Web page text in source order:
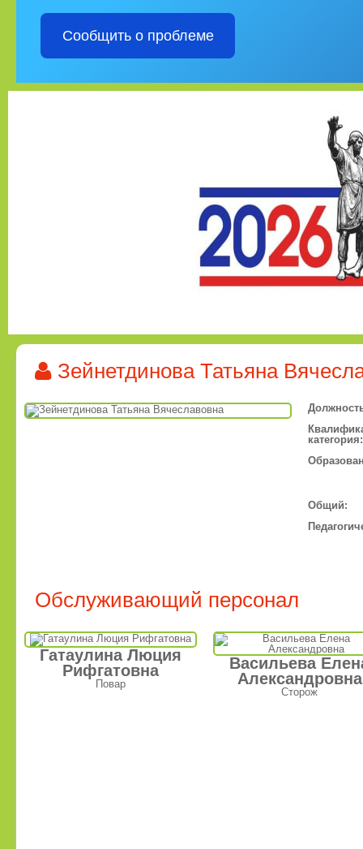
Сообщить о проблеме
Зейнетдинова Татьяна
категория:
Общий:
Обслуживающий персонал
Гатаулина Люция
Рифгатовна
Повар
Васильева
Александровна
Сторож